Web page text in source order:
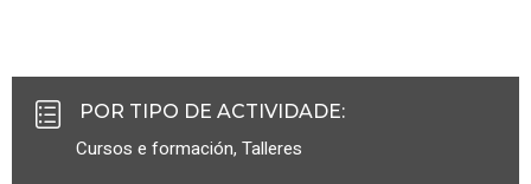
POR TIPO DE ACTIVIDADE:
Cursos e formación, Talleres